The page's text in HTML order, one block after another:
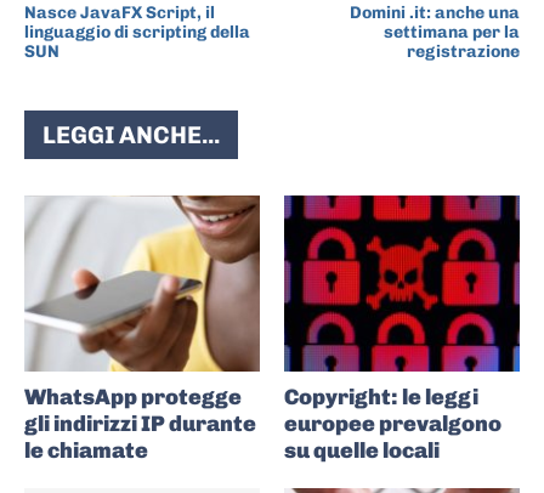
Nasce JavaFX Script, il
linguaggio di scripting della
SUN
Domini .it: anche una
settimana per la
registrazione
LEGGI ANCHE...
WhatsApp protegge
gli indirizzi IP durante
le chiamate
Copyright: le leggi
europee prevalgono
su quelle locali